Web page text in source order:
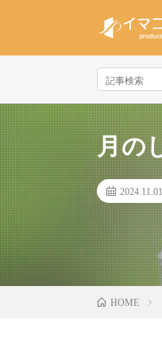
月の
2024.11.01
HOME